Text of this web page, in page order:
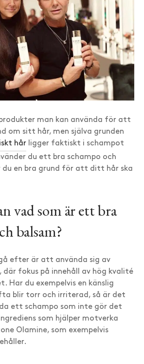
man kan använda för att
om sitt hår, men själva grunden
hår ligger faktiskt i schampot
du ett bra schampo och
du en bra grund för att ditt hår ska
vad som är ett bra
balsam?
efter är att använda sig av
där fokus på innehåll av hög kvalité
Har du exempelvis en känslig
blir torr och irriterad, så är det
ett schampo som inte gör det
som hjälper motverka
Olamine, som exempelvis